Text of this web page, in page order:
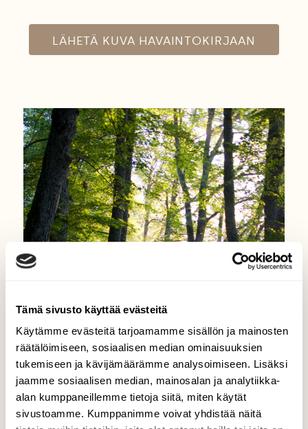
Tämä sivusto käyttää evästeitä
Käytämme evästeitä tarjoamamme sisällön ja mainosten
räätälöimiseen, sosiaalisen median ominaisuuksien
tukemiseen ja kävijämäärämme analysoimiseen. Lisäksi
jaamme sosiaalisen median, mainosalan ja analytiikka-
alan kumppaneillemme tietoja siitä, miten käytät
sivustoamme. Kumppanimme voivat yhdistää näitä
LÄHETÄ KUVA HAVAINTOKIRJAAN